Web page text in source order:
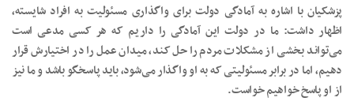
پزشکیان با اشاره به آمادگی دولت برای واگذاری مسئولیت به افراد شایسته،
اظهار داشت: ما در دولت این آمادگی را داریم که هر کسی مدعی است
می‌تواند بخشی از مشکلات مردم را حل کند، میدان عمل را در اختیارش قرار
دهیم، اما در برابر مسئولیتی که به او واگذار می‌شود، باید پاسخگو باشد و ما نیز
از او پاسخ خواهیم خواست.